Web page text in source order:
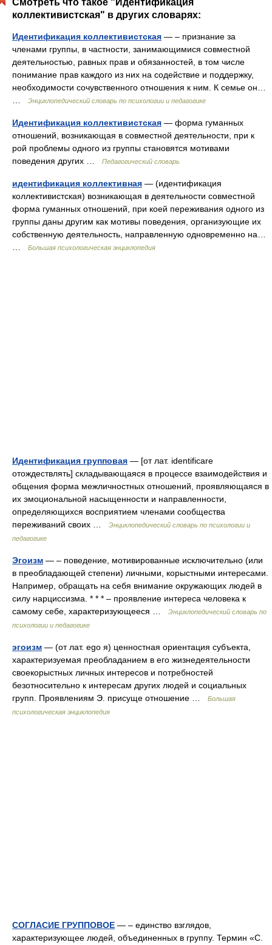
Смотреть что такое "Идентификация
коллективистская" в других словарях:
Идентификация коллективистская — – признание за
членами группы, в частности, занимающимися совместной
деятельностью, равных прав и обязанностей, в том числе
понимание прав каждого из них на содействие и поддержку,
необходимости сочувственного отношения к ним. К семье он…
Энциклопедический словарь по психологии и педагогике
Идентификация коллективистская — форма гуманных
отношений, возникающая в совместной деятельности, при к
рой проблемы одного из группы становятся мотивами
поведения других …
Педагогический словарь
идентификация коллективная — (идентификация
коллективистская) возникающая в деятельности совместной
форма гуманных отношений, при коей переживания одного из
группы даны другим как мотивы поведения, организующие их
собственную деятельность, направленную одновременно на…
Большая психологическая энциклопедия
Идентификация групповая — [от лат. identificare
отождествлять] складывающаяся в процессе взаимодействия и
общения форма межличностных отношений, проявляющаяся в
их эмоциональной насыщенности и направленности,
определяющихся восприятием членами сообщества
переживаний своих …
Энциклопедический словарь по психологии и
педагогике
Эгоизм — – поведение, мотивированные исключительно (или
в преобладающей степени) личными, корыстными интересами.
Например, обращать на себя внимание окружающих людей в
силу нарциссизма. * * * – проявление интереса человека к
самому себе, характеризующееся …
Энциклопедический словарь по
психологии и педагогике
эгоизм — (от лат. ego я) ценностная ориентация субъекта,
характеризуемая преобладанием в его жизнедеятельности
своекорыстных личных интересов и потребностей
безотносительно к интересам других людей и социальных
групп. Проявлениям Э. присуще отношение …
Большая
психологическая энциклопедия
СОГЛАСИЕ ГРУППОВОЕ — – единство взглядов,
характеризующее людей, объединенных в группу. Термин «С.